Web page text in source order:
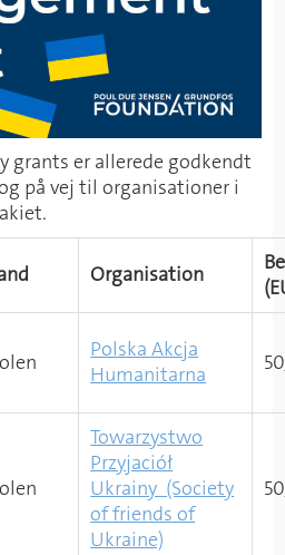
grants er allerede godkendt
på vej til organisationer i
​Organisation
Polska Akcja
Humanitarna
Towarzystwo
Przyjaciół
Ukrainy (Society
of friends of
Ukraine)